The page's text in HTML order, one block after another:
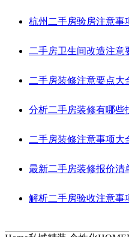
杭州二手房验房注意事
二手房卫生间改造注意
二手房装修注意要点大
分析二手房装修有哪些
二手房装修注意事项大
最新二手房装修报价清
解析二手房验收注意事